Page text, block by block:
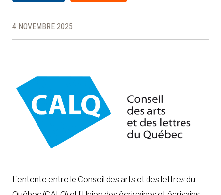
4 NOVEMBRE 2025
L’entente entre le Conseil des arts et des lettres du